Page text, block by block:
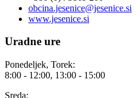
obcina.jesenice@jesenice.si
www.jesenice.si
Uradne ure
Ponedeljek, Torek:
8:00 - 12:00, 13:00 - 15:00
Sreda: